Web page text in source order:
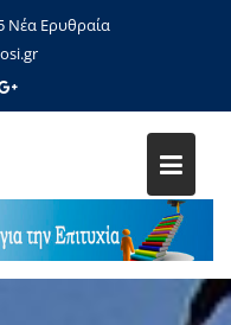
Νέα Ερυθραία